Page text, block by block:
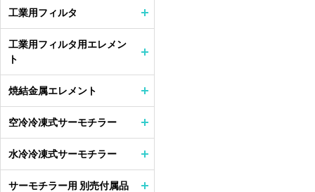
工業用フィルタ
工業用フィルタ用エレメン
ト
焼結金属エレメント
空冷冷凍式サーモチラー
水冷冷凍式サーモチラー
サーモチラー用 別売付属品